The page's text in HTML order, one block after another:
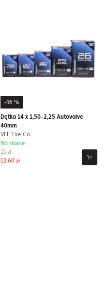
-16 %
Dętka 14 x 1,50-2,25 Autovalve
40mm
VEE Tire Co.
15 zł
12,60 zł
Na stanie